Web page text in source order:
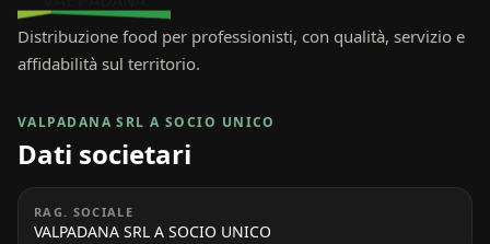
Distribuzione food per professionisti, con qualità, servizio e
affidabilità sul territorio.
VALPADANA SRL A SOCIO UNICO
Dati societari
RAG. SOCIALE
VALPADANA SRL A SOCIO UNICO